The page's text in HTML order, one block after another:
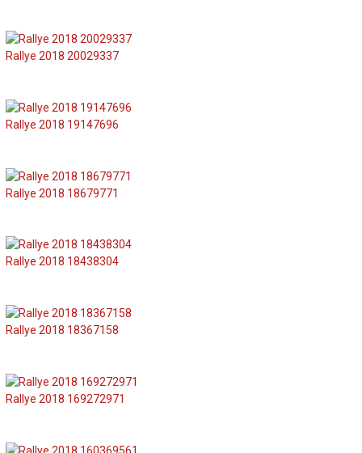
Rallye 2018 20029337
Rallye 2018 19147696
Rallye 2018 18679771
Rallye 2018 18438304
Rallye 2018 18367158
Rallye 2018 169272971